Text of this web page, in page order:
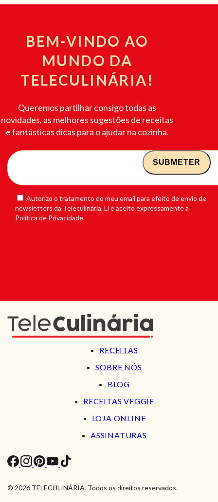
BEM-VINDO AO
MUNDO DA
TELECULINÁRIA!
Queremos partilhar consigo todas as
novidades, as melhores sugestões de receitas
e fantásticas dicas para o ajudar na cozinha.
Autorizo o tratamento do meu email para efeito de envio de
newsletters da Teleculinária. Li e aceito expressamente a
Política de Privacidade.
RECEITAS
SOBRE NÓS
BLOG
RECEITAS VEGGIE
LOJA ONLINE
ASSINATURAS
© 2026 TELECULINÁRIA. Todos os direitos reservados.